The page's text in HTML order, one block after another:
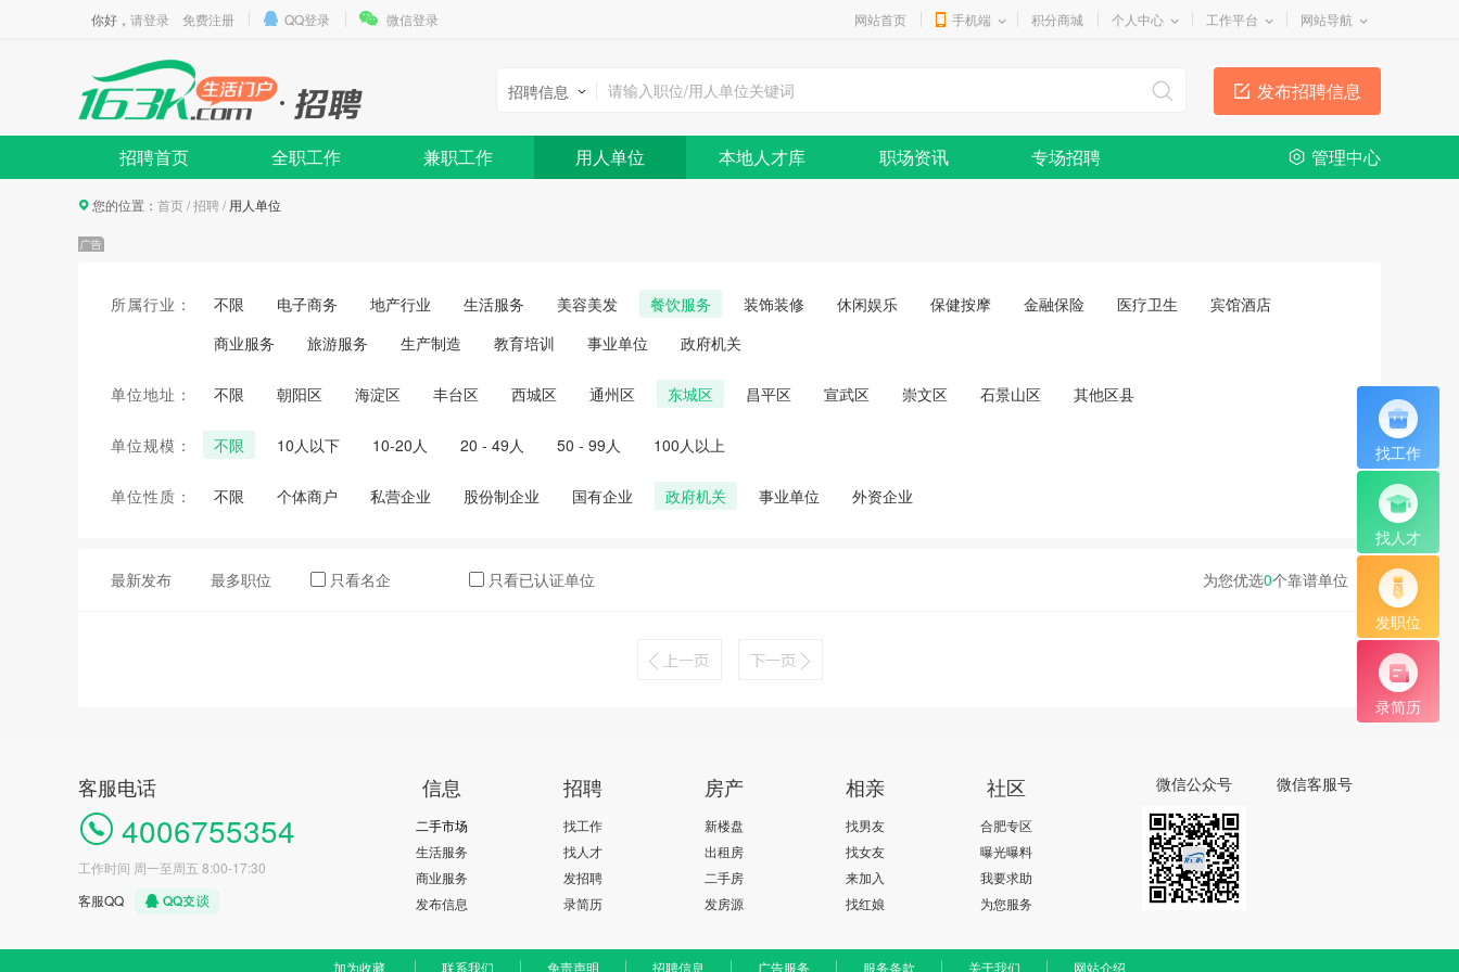
你好， 请登录 免费注册 QQ登录 微信登录 网站首页 手机端 积分商城 个人中心 工作平台 网站导航
发布招聘信息
招聘信息
招聘首页 全职工作 兼职工作 用人单位 本地人才库 职场资讯 专场招聘 管理中心
找工作
找人才
发职位
录简历
您的位置： 首页/招聘/ 用人单位
所属行业： 不限 电子商务 地产行业 生活服务 美容美发 餐饮服务 装饰装修 休闲娱乐 保健按摩 金融保险 医疗卫生
宾馆酒店
商业服务
旅游服务 生产制造 教育培训 事业单位 政府机关
单位地址： 不限 朝阳区 海淀区 丰台区 西城区 通州区 东城区 昌平区 宣武区 崇文区 石景山区 其他区县
单位规模： 不限 10人以下 10-20人 20 - 49人 50 - 99人 100人以上
单位性质： 不限 个体商户 私营企业 股份制企业 国有企业 政府机关 事业单位 外资企业
为您优选0个靠谱单位
最新发布 最多职位 只看名企 只看已认证单位
客服电话
4006755354
工作时间 周一至周五 8:00-17:30
客服QQ
信息
二手市场
生活服务
商业服务
发布信息
招聘
找工作
找人才
发招聘
录简历
房产
新楼盘
出租房
二手房
发房源
相亲
找男友
找女友
来加入
找红娘
社区
合肥专区
曝光曝料
我要求助
为您服务
微信公众号 微信客服号
加为收藏 联系我们 免责声明 招聘信息 广告服务 服务条款 关于我们 网站介绍